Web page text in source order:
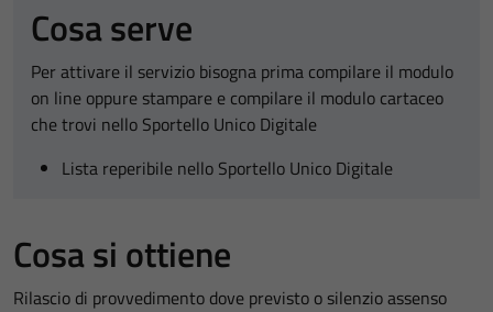
Cosa serve
Per attivare il servizio bisogna prima compilare il modulo
on line oppure stampare e compilare il modulo cartaceo
che trovi nello Sportello Unico Digitale
Lista reperibile nello Sportello Unico Digitale
Cosa si ottiene
Rilascio di provvedimento dove previsto o silenzio assenso